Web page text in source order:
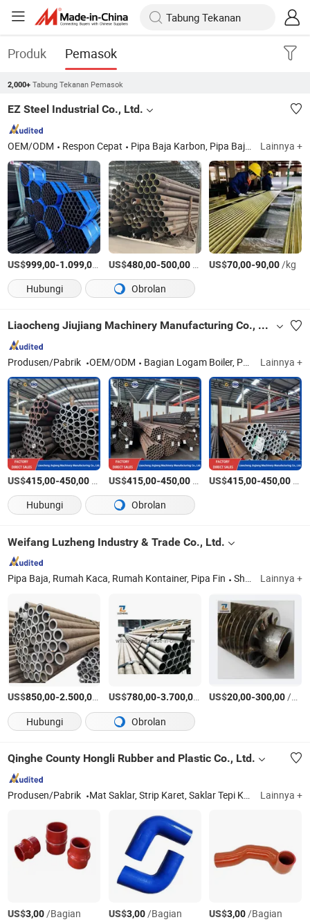
Produk Pemasok
2,000+ Tabung Tekanan Pemasok
EZ Steel Industrial Co., Ltd.
OEM/ODM Respon Cepat Pipa Baja Karbon, Pipa Baja Kromium Molybdenum Tahan Panas, Pipa Baja Tahan Karat, Pipa Paduan Tembaga & Nikel, Tabung Fin Efisiensi Panas, Tiang Tubular Baja, Fitting Pipa Bw Sw Ulir, Flens Forged, Baut Stud & Gasket, Katup Pipa Lainnya +
US$999,00-1.099,00 /Ton AS
US$480,00-500,00/Ton AS US$70,00-90,00/kg
Hubungi
Obrolan
Liaocheng Jiujiang Machinery Manufacturing Co., Ltd.
Produsen/Pabrik OEM/ODM Bagian Logam Boiler, Pelat Baja Tahan Karat, Gulungan Baja Tahan Karat, Pipa Baja Tahan Karat, Layanan Pengecoran, Nosel Udara Boiler, Layar Pipa Boiler Lainnya +
US$415,00-450,00 US$415,00-450,00/Ton AS US$415,00-450,00
Hubungi
Obrolan
Weifang Luzheng Industry & Trade Co., Ltd.
Pipa Baja, Rumah Kaca, Rumah Kontainer, Pipa Fin Shandong Lainnya +
US$850,00-2.500,00 /Ton AS
US$780,00-3.700,00 /Ton AS
US$20,00-300,00/Bagian
Hubungi
Obrolan
Qinghe County Hongli Rubber and Plastic Co., Ltd.
Produsen/Pabrik Mat Saklar, Strip Karet, Saklar Tepi Keamanan, Strip Karet Mengembang, Mat Langkah Keamanan Lainnya +
US$3,00/Bagian US$3,00/Bagian US$3,00/Bagian